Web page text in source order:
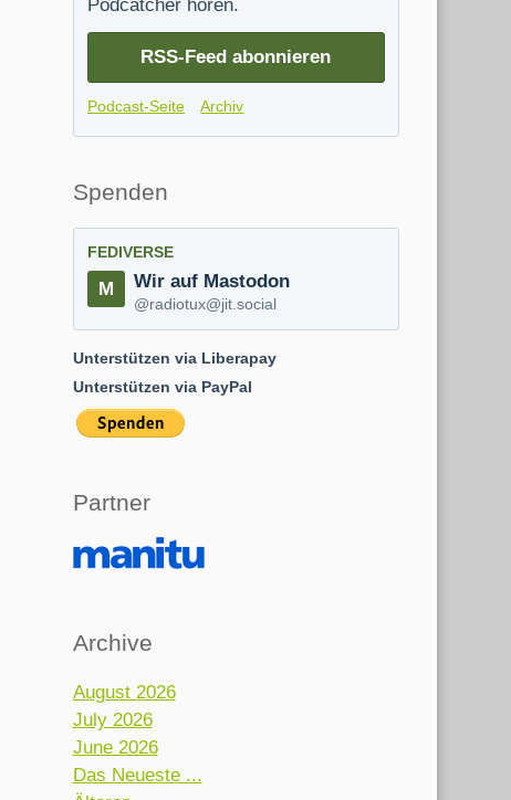
Podcatcher hören.
RSS-Feed abonnieren
Podcast-Seite Archiv
Spenden
FEDIVERSE
Wir auf Mastodon
@radiotux@jit.social
Unterstützen via Liberapay
Unterstützen via PayPal
Partner
Archive
August 2026
July 2026
June 2026
Das Neueste ...